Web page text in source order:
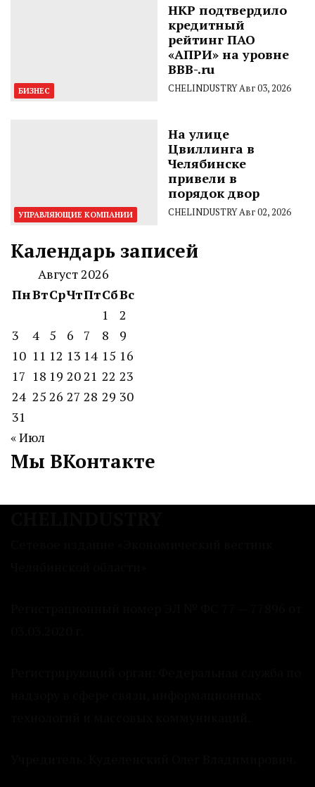
БИЗНЕС
НКР подтвердило
кредитный
рейтинг ПАО
«АПРИ» на уровне
BBB-.ru
CHELINDUSTRYАвг 03, 2026
УПРАВЛЯЮЩИЕ КОМПАНИИ
На улице
Цвиллинга в
Челябинске
привели в
порядок двор
CHELINDUSTRYАвг 02, 2026
Календарь записей
Август 2026
ПнВтСрЧтПтСбВс
1
2
3
4 5 6 7 8
9
10 11 12 13 14 15 16
17 18 19 2021 22 23
24 25 26 27 28 29 30
31
« Июл
Мы ВКонтакте